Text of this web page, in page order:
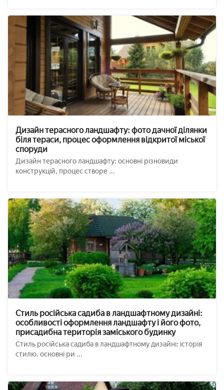
Дизайн терасного ландшафту: фото дачної ділянки
біля тераси, процес оформлення відкритої міської
споруди
Дизайн терасного ландшафту: основні різновиди
конструкцій, процес створе ...
Стиль російська садиба в ландшафтному дизайні:
особливості оформлення ландшафту і його фото,
присадибна територія заміського будинку
Стиль російська садиба в ландшафтному дизайні: історія
стилю, основні ри ...